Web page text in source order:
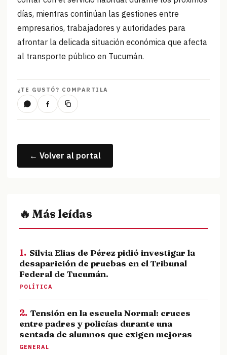
días, mientras continúan las gestiones entre
empresarios, trabajadores y autoridades para
afrontar la delicada situación económica que afecta
al transporte público en Tucumán.
¿TE GUSTÓ? COMPARTILA
← Volver al portal
🔥 Más leídas
1. Silvia Elias de Pérez pidió investigar la
desaparición de pruebas en el Tribunal
Federal de Tucumán.
POLÍTICA
2. Tensión en la escuela Normal: cruces
entre padres y policías durante una
sentada de alumnos que exigen mejoras
GENERAL